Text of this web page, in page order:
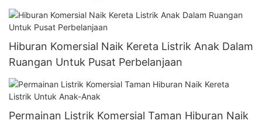
Hiburan Komersial Naik Kereta Listrik Anak Dalam
Ruangan Untuk Pusat Perbelanjaan
Permainan Listrik Komersial Taman Hiburan Naik